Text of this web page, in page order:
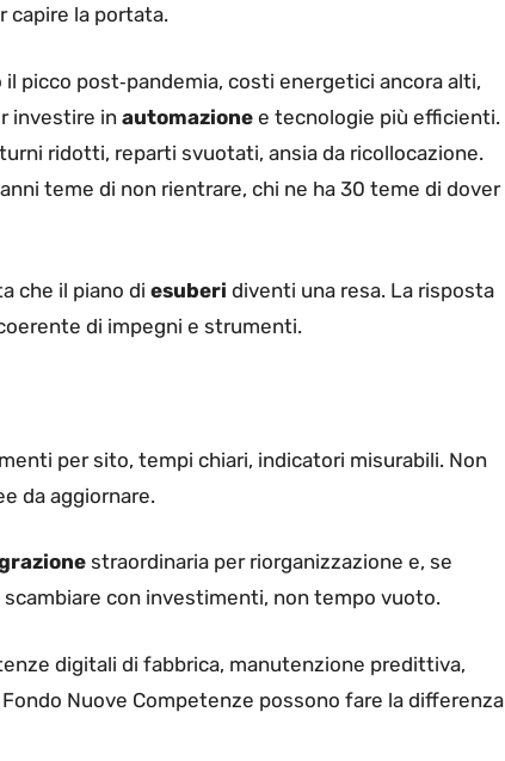
capire la portata.
il picco post‑pandemia, costi energetici ancora alti,
investire in automazione e tecnologie più efficienti.
ridotti, reparti svuotati, ansia da ricollocazione.
teme di non rientrare, chi ne ha 30 teme di dover
che il piano di esuberi diventi una resa. La risposta
di impegni e strumenti.
per sito, tempi chiari, indicatori misurabili. Non
da aggiornare.
straordinaria per riorganizzazione e, se
con investimenti, non tempo vuoto.
digitali di fabbrica, manutenzione predittiva,
Nuove Competenze possono fare la differenza